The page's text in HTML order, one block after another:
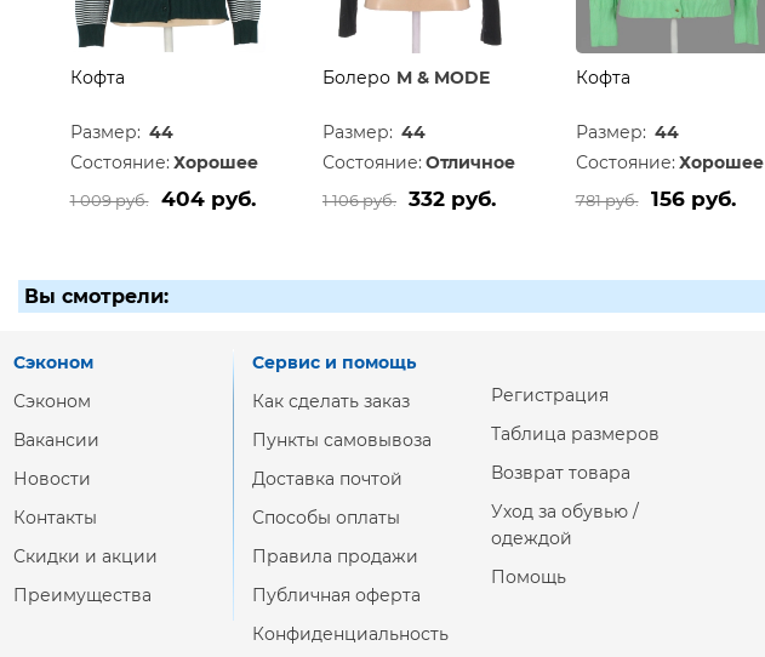
Кофта
Размер: 44
Состояние: Хорошее
1 009 руб. 404 руб.
Болеро M & MODE
Размер: 44
Состояние: Отличное
1 106 руб. 332 руб.
Кофта
Размер: 44
Состояние: Хорошее
781 руб. 156 руб.
Вы смотрели:
Сэконом
Сэконом
Вакансии
Новости
Контакты
Скидки и акции
Преимущества
Сервис и помощь
Как сделать заказ
Пункты самовывоза
Доставка почтой
Способы оплаты
Правила продажи
Публичная оферта
Конфиденциальность
Регистрация
Таблица размеров
Возврат товара
Уход за обувью /
одеждой
Помощь